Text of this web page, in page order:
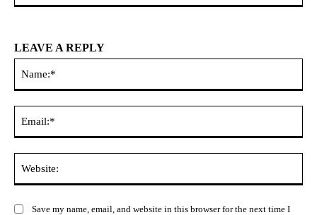
LEAVE A REPLY
Save my name, email, and website in this browser for the next time I